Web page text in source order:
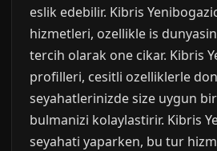
eslik edebilir. Kibris
hizmetleri, ozellikle is
tercih olarak one cikar. Kibris
profilleri, cesitli ozelliklerle
seyahatlerinizde size uygun
bulmanizi kolaylastirir. Kibris
seyahati yaparken, bu tur